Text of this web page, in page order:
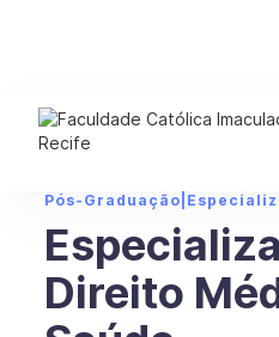
Pós-Graduação
Direito